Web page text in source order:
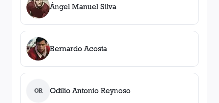
Ángel Manuel Silva
Bernardo Acosta
OR Odilio Antonio Reynoso